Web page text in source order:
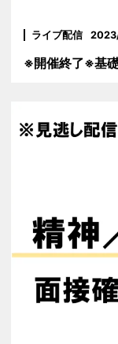
ライブ配信
※開催終了※基